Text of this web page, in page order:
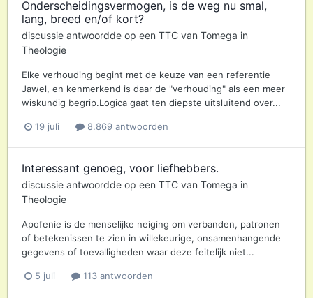
Onderscheidingsvermogen, is de weg nu smal,
lang, breed en/of kort?
discussie antwoordde op een TTC van Tomega in
Theologie
Elke verhouding begint met de keuze van een referentie
Jawel, en kenmerkend is daar de "verhouding" als een meer
wiskundig begrip.Logica gaat ten diepste uitsluitend over...
19 juli 8.869 antwoorden
Interessant genoeg, voor liefhebbers.
discussie antwoordde op een TTC van Tomega in
Theologie
Apofenie is de menselijke neiging om verbanden, patronen
of betekenissen te zien in willekeurige, onsamenhangende
gegevens of toevalligheden waar deze feitelijk niet...
5 juli 113 antwoorden